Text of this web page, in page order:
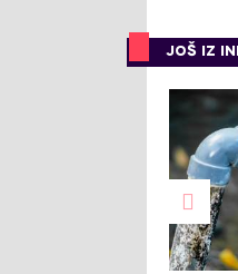
JOŠ IZ